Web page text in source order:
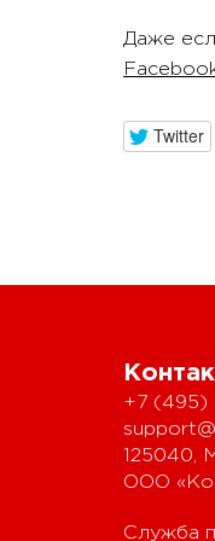
Даже
Twitter
+7 (495)
125040,
ООО
Служба